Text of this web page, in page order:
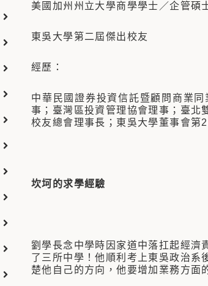
美國加州州立大學商學學士／企管碩
東吳大學第二屆傑出校友
經歷：
中華民國證券投資信託暨顧問商業
事；臺灣區投資管理協會理事；臺北
校友總會理事長；東吳大學董事會
坎坷的求學經驗
劉學長念中學時因家道中落扛起經濟
了三所中學！他順利考上東吳政治系
楚他自己的方向，他要增加業務方面